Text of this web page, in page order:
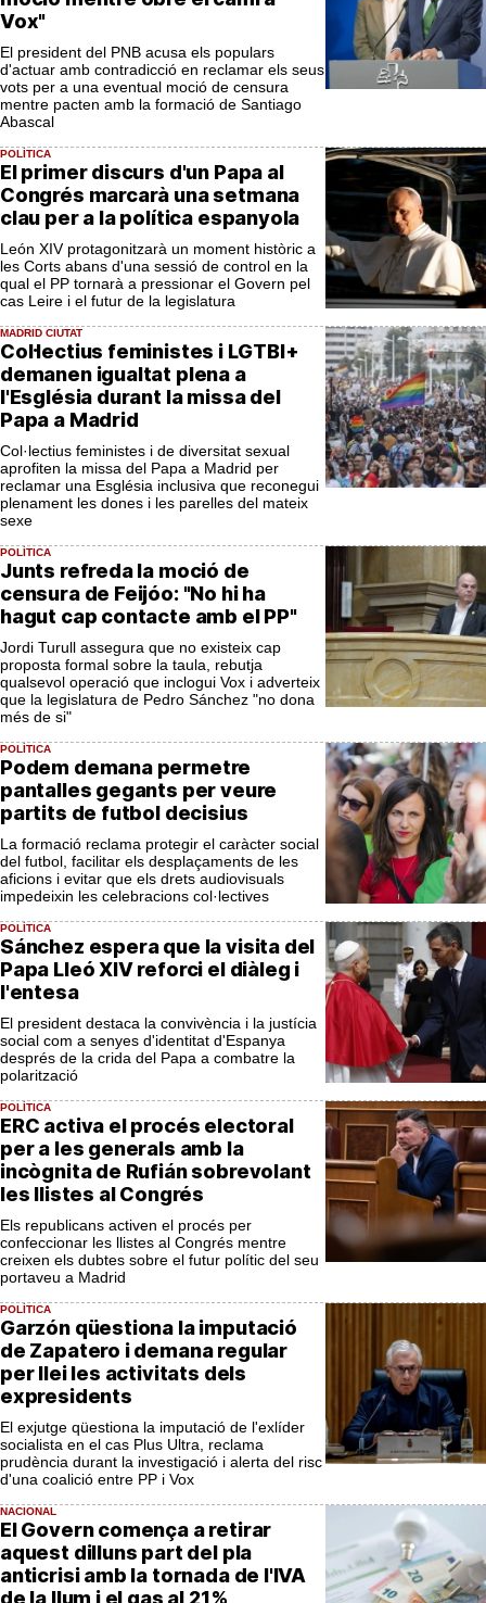
Vox"
El president del PNB acusa els populars
d'actuar amb contradicció en reclamar els seus
vots per a una eventual moció de censura
mentre pacten amb la formació de Santiago
Abascal
POLÍTICA
El primer discurs d'un Papa al
Congrés marcarà una setmana
clau per a la política espanyola
León XIV protagonitzarà un moment històric a
les Corts abans d'una sessió de control en la
qual el PP tornarà a pressionar el Govern pel
cas Leire i el futur de la legislatura
MADRID CIUTAT
Col·lectius feministes i LGTBI+
demanen igualtat plena a
l'Església durant la missa del
Papa a Madrid
Col·lectius feministes i de diversitat sexual
aprofiten la missa del Papa a Madrid per
reclamar una Església inclusiva que reconegui
plenament les dones i les parelles del mateix
sexe
POLÍTICA
Junts refreda la moció de
censura de Feijóo: "No hi ha
hagut cap contacte amb el PP"
Jordi Turull assegura que no existeix cap
proposta formal sobre la taula, rebutja
qualsevol operació que inclogui Vox i adverteix
que la legislatura de Pedro Sánchez "no dona
més de si"
POLÍTICA
Podem demana permetre
pantalles gegants per veure
partits de futbol decisius
La formació reclama protegir el caràcter social
del futbol, facilitar els desplaçaments de les
aficions i evitar que els drets audiovisuals
impedeixin les celebracions col·lectives
POLÍTICA
Sánchez espera que la visita del
Papa Lleó XIV reforci el diàleg i
l'entesa
El president destaca la convivència i la justícia
social com a senyes d'identitat d'Espanya
després de la crida del Papa a combatre la
polarització
POLÍTICA
ERC activa el procés electoral
per a les generals amb la
incògnita de Rufián sobrevolant
les llistes al Congrés
Els republicans activen el procés per
confeccionar les llistes al Congrés mentre
creixen els dubtes sobre el futur polític del seu
portaveu a Madrid
POLÍTICA
Garzón qüestiona la imputació
de Zapatero i demana regular
per llei les activitats dels
expresidents
El exjutge qüestiona la imputació de l'exlíder
socialista en el cas Plus Ultra, reclama
prudència durant la investigació i alerta del risc
d'una coalició entre PP i Vox
NACIONAL
El Govern comença a retirar
aquest dilluns part del pla
anticrisi amb la tornada de l'IVA
de la llum i el gas al 21%